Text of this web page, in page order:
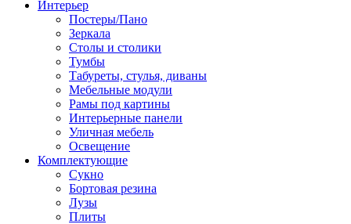
Интерьер
Постеры/Пано
Зеркала
Столы и столики
Тумбы
Табуреты, стулья, диваны
Мебельные модули
Рамы под картины
Интерьерные панели
Уличная мебель
Освещение
Комплектующие
Сукно
Бортовая резина
Лузы
Плиты